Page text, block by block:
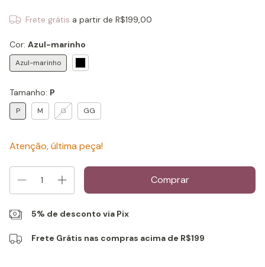
Frete grátis a partir de R$199,00
Cor: Azul-marinho
Azul-marinho
Tamanho: P
P M G GG
Atenção, última peça!
5% de desconto via Pix
Frete Grátis nas compras acima de R$199